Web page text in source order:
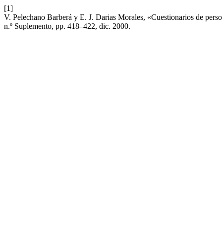
[1]
V. Pelechano Barberá y E. J. Darias Morales, «Cuestionarios de
n.º Suplemento, pp. 418–422, dic. 2000.